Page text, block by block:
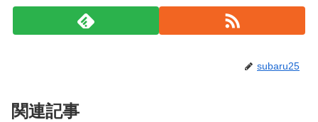
subaru25
関連記事